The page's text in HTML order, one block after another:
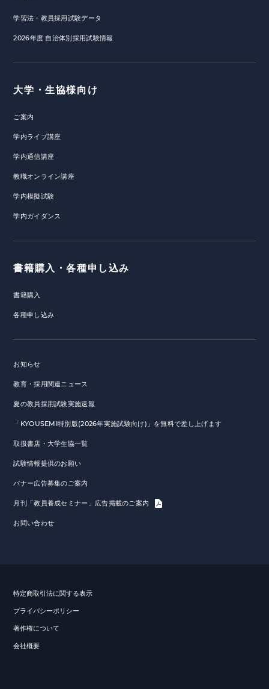
学習法・教員採用試験データ
2026年度 自治体別採用試験情報
大学・生協様向け
ご案内
学内ライブ講座
学内通信講座
教職オンライン講座
学内模擬試験
学内ガイダンス
書籍購入・各種申し込み
書籍購入
各種申し込み
お知らせ
教育・採用関連ニュース
夏の教員採用試験実施速報
「KYOUSEMI特別版(2026年実施試験向け)」を無料で差し上げます
取扱書店・大学生協一覧
試験情報提供のお願い
バナー広告募集のご案内
月刊「教員養成セミナー」広告掲載のご案内
お問い合わせ
特定商取引法に関する表示
プライバシーポリシー
著作権について
会社概要